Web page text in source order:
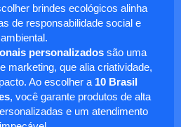
brindes ecológicos alinha
de responsabilidade social e
ambiental.
personalizadossão uma
marketing, que alia criatividade,
Ao escolher a 10 Brasil
, você garante produtos de alta
e um atendimento